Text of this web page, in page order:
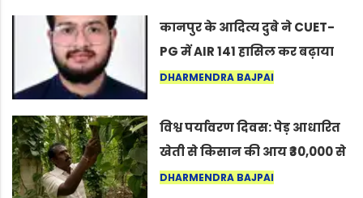
कर सकते हैं”
कानपुर के आदित्य दुबे ने CUET-
PG में AIR 141 हासिल कर बढ़ाया
शहर का मान
DHARMENDRA BAJPAI
विश्व पर्यावरण दिवस: पेड़ आधारित
खेती से किसान की आय ₹30,000 से
बढ़कर ₹3 लाख प्रति एकड़ हुई
DHARMENDRA BAJPAI